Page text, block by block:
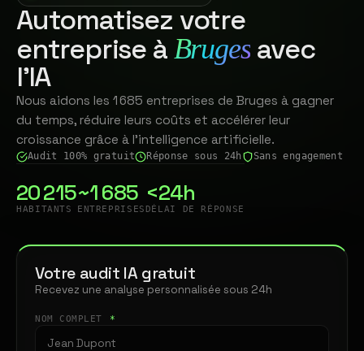
Automatisez votre
entreprise à Bruges avec
l'IA
Nous aidons les 1 685 entreprises de Bruges à gagner
du temps, réduire leurs coûts et accélérer leur
croissance grâce à l'intelligence artificielle.
Audit 100% gratuit Réponse sous 24h Sans engagement
20 215
HABITANTS
~1 685
ENTREPRISES
<24h
DÉLAI DE RÉPONSE
Votre audit IA gratuit
Recevez une analyse personnalisée sous 24h
NOM COMPLET *